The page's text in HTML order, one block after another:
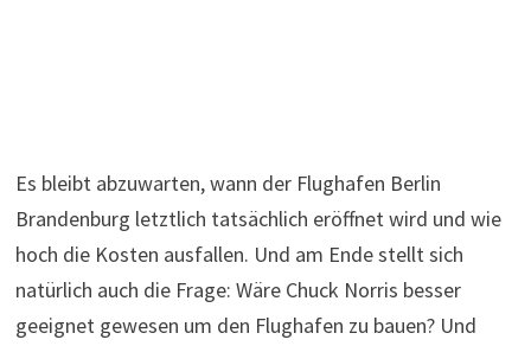
Es bleibt abzuwarten, wann der Flughafen Berlin
Brandenburg letztlich tatsächlich eröffnet wird und wie
hoch die Kosten ausfallen. Und am Ende stellt sich
natürlich auch die Frage: Wäre Chuck Norris besser
geeignet gewesen um den Flughafen zu bauen? Und